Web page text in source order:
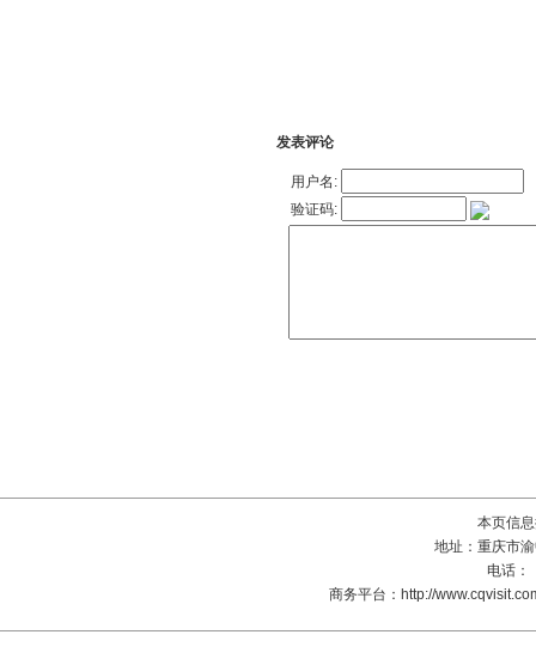
发表评论
用户名:
验证码:
本页信
地址：重庆市
电话
商务平台： http://